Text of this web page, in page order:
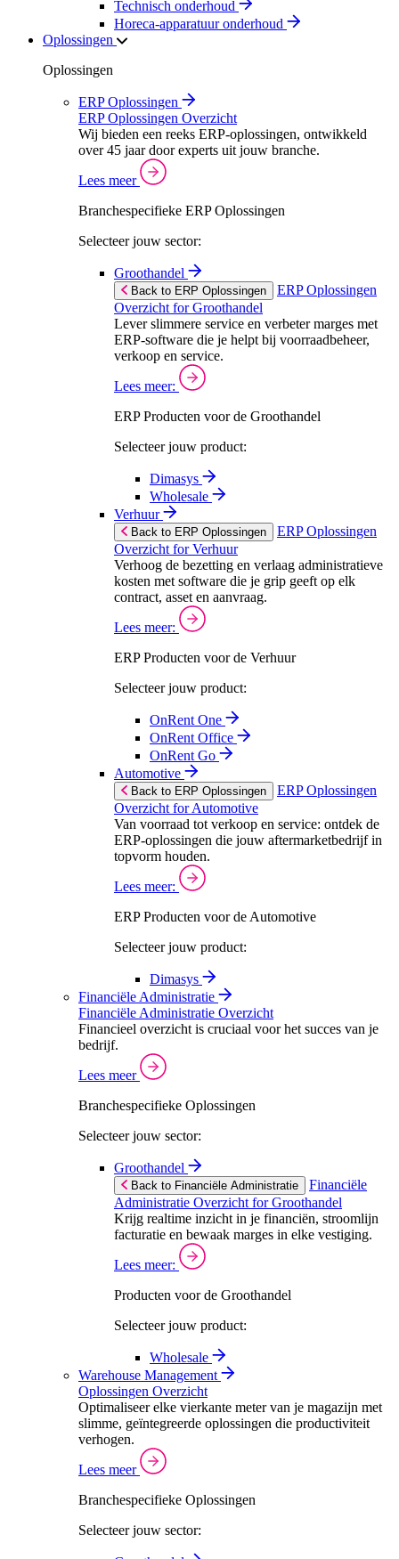
Technisch onderhoud
Horeca-apparatuur onderhoud
Oplossingen
Oplossingen
ERP Oplossingen
ERP Oplossingen Overzicht
Wij bieden een reeks ERP-oplossingen, ontwikkeld
over 45 jaar door experts uit jouw branche.
Lees meer
Branchespecifieke ERP Oplossingen
Selecteer jouw sector:
Groothandel
Back to ERP Oplossingen
ERP Oplossingen
Overzicht for Groothandel
Lever slimmere service en verbeter marges met
ERP-software die je helpt bij voorraadbeheer,
verkoop en service.
Lees meer:
ERP Producten voor de Groothandel
Selecteer jouw product:
Dimasys
Wholesale
Verhuur
Back to ERP Oplossingen
ERP Oplossingen
Overzicht for Verhuur
Verhoog de bezetting en verlaag administratieve
kosten met software die je grip geeft op elk
contract, asset en aanvraag.
Lees meer:
ERP Producten voor de Verhuur
Selecteer jouw product:
OnRent One
OnRent Office
OnRent Go
Automotive
Back to ERP Oplossingen
ERP Oplossingen
Overzicht for Automotive
Van voorraad tot verkoop en service: ontdek de
ERP-oplossingen die jouw aftermarketbedrijf in
topvorm houden.
Lees meer:
ERP Producten voor de Automotive
Selecteer jouw product:
Dimasys
Financiële Administratie
Financiële Administratie Overzicht
Financieel overzicht is cruciaal voor het succes van je
bedrijf.
Lees meer
Branchespecifieke Oplossingen
Selecteer jouw sector:
Groothandel
Back to Financiële Administratie
Financiële
Administratie Overzicht for Groothandel
Krijg realtime inzicht in je financiën, stroomlijn
facturatie en bewaak marges in elke vestiging.
Lees meer:
Producten voor de Groothandel
Selecteer jouw product:
Wholesale
Warehouse Management
Oplossingen Overzicht
Optimaliseer elke vierkante meter van je magazijn met
slimme, geïntegreerde oplossingen die productiviteit
verhogen.
Lees meer
Branchespecifieke Oplossingen
Selecteer jouw sector: